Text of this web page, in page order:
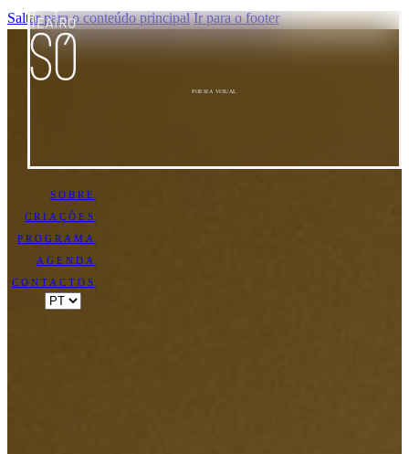
Saltar para o conteúdo principal Ir para o footer
POESIA VISUAL
SOBRE
CRIAÇÕES
PROGRAMA
AGENDA
CONTACTOS